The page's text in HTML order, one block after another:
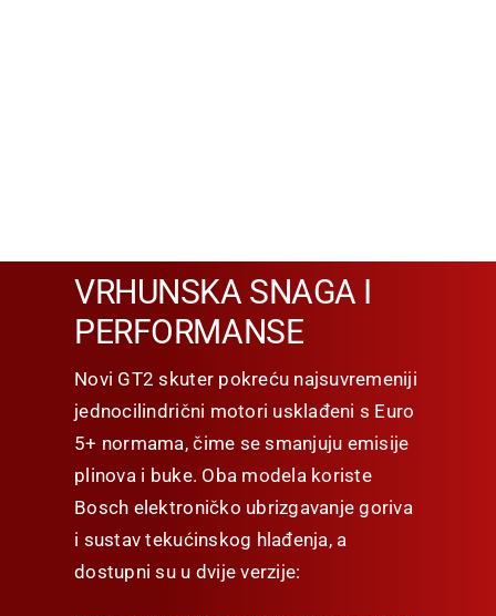
VRHUNSKA SNAGA I
PERFORMANSE
Novi GT2 skuter pokreću najsuvremeniji
jednocilindrični motori usklađeni s Euro
5+ normama, čime se smanjuju emisije
plinova i buke. Oba modela koriste
Bosch elektroničko ubrizgavanje goriva
i sustav tekućinskog hlađenja, a
dostupni su u dvije verzije: